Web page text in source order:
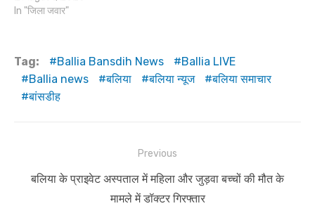
In "जिला जवार"
Tag: Ballia Bansdih News
Ballia LIVE
Ballia news
बलिया बलिया न्यूज
बलिया समाचार
बांसडीह
navigation
Previous
Previous
बलिया के प्राइवेट अस्पताल में महिला और जुड़वा बच्चों की मौत के
मामले में डॉक्टर गिरफ्तार